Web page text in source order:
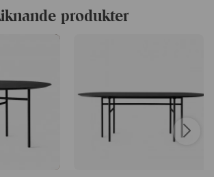
struktur som åldras vackert över tid. Det
för dig som vill skapa en luftig och
där materialets naturliga lyster får stå
produkter